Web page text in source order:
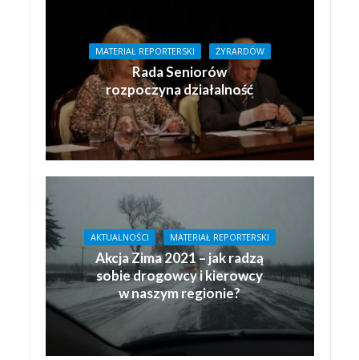
MATERIAŁ REPORTERSKI ŻYRARDÓW
Rada Seniorów
rozpoczyna działalność
AKTUALNOŚCI MATERIAŁ REPORTERSKI
Akcja Zima 2021 – jak radzą
sobie drogowcy i kierowcy
w naszym regionie?